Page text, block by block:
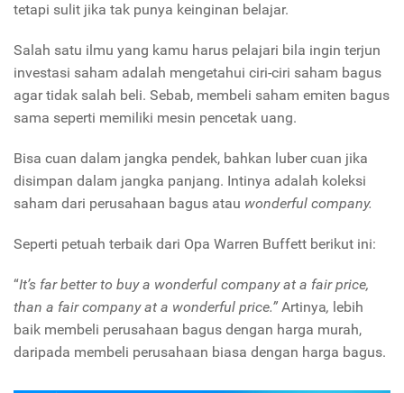
tetapi sulit jika tak punya keinginan belajar.
Salah satu ilmu yang kamu harus pelajari bila ingin terjun
investasi saham adalah mengetahui ciri-ciri saham bagus
agar tidak salah beli. Sebab, membeli saham emiten bagus
sama seperti memiliki mesin pencetak uang.
Bisa cuan dalam jangka pendek, bahkan luber cuan jika
disimpan dalam jangka panjang. Intinya adalah koleksi
saham dari perusahaan bagus atau wonderful company.
Seperti petuah terbaik dari Opa Warren Buffett berikut ini:
“It’s far better to buy a wonderful company at a fair price,
than a fair company at a wonderful price.” Artinya, lebih
baik membeli perusahaan bagus dengan harga murah,
daripada membeli perusahaan biasa dengan harga bagus.